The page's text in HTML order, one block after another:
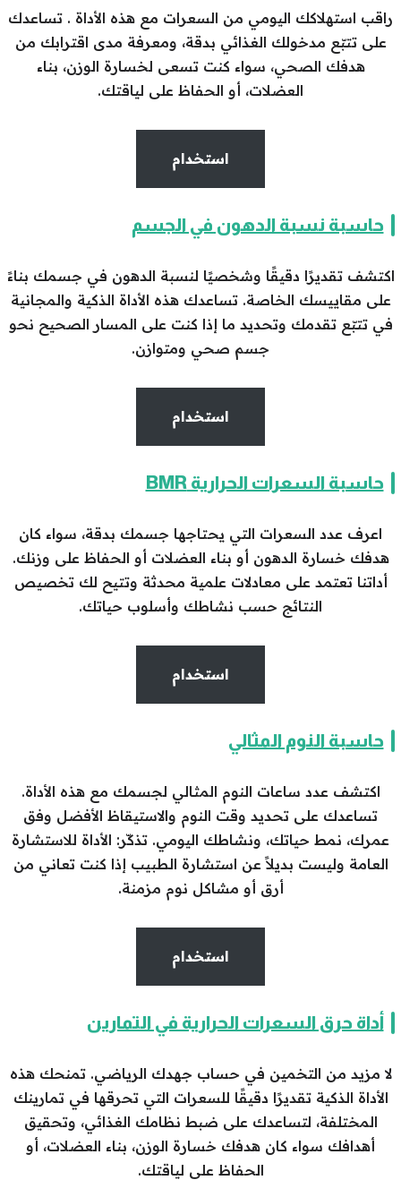
راقب استهلاكك اليومي من السعرات مع هذه الأداة . تساعدك
على تتبّع مدخولك الغذائي بدقة، ومعرفة مدى اقترابك من
هدفك الصحي، سواء كنت تسعى لخسارة الوزن، بناء
العضلات، أو الحفاظ على لياقتك.
استخدام
حاسبة نسبة الدهون في الجسم
اكتشف تقديرًا دقيقًا وشخصيًا لنسبة الدهون في جسمك بناءً
على مقاييسك الخاصة. تساعدك هذه الأداة الذكية والمجانية
في تتبّع تقدمك وتحديد ما إذا كنت على المسار الصحيح نحو
جسم صحي ومتوازن.
استخدام
حاسبة السعرات الحرارية BMR
اعرف عدد السعرات التي يحتاجها جسمك بدقة، سواء كان
هدفك خسارة الدهون أو بناء العضلات أو الحفاظ على وزنك.
أداتنا تعتمد على معادلات علمية محدثة وتتيح لك تخصيص
النتائج حسب نشاطك وأسلوب حياتك.
استخدام
حاسبة النوم المثالي
اكتشف عدد ساعات النوم المثالي لجسمك مع هذه الأداة.
تساعدك على تحديد وقت النوم والاستيقاظ الأفضل وفق
عمرك، نمط حياتك، ونشاطك اليومي. تذكّر: الأداة للاستشارة
العامة وليست بديلاً عن استشارة الطبيب إذا كنت تعاني من
أرق أو مشاكل نوم مزمنة.
استخدام
أداة حرق السعرات الحرارية في التمارين
لا مزيد من التخمين في حساب جهدك الرياضي. تمنحك هذه
الأداة الذكية تقديرًا دقيقًا للسعرات التي تحرقها في تمارينك
المختلفة، لتساعدك على ضبط نظامك الغذائي، وتحقيق
أهدافك سواء كان هدفك خسارة الوزن، بناء العضلات، أو
الحفاظ على لياقتك.